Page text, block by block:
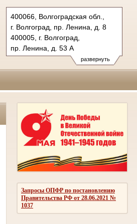
развернуть
400066, Волгоградская обл.,
г. Волгоград, пр. Ленина, д. 8
400005, г. Волгоград,
пр. Ленина, д. 53 А
Тел.: (8442) 38-21-98, 23-87-44
oblsud.vol@sudrf.ru
Запросы ОПФР по постановлению
Правительства РФ от 28.06.2021 №
1037